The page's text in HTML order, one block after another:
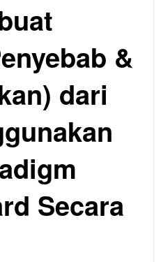
&
dari
Secara